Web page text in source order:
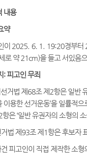
내용
약
이 2025. 6. 1. 19:20경부터
로 약 21cm)을 들고 서있음
피고인 무죄
거법 제68조 제2항은 일반
이용한 선거운동’을 일률적
은 ‘일반 유권자의 소형의
법 제93조 제1항은 후보자
피고인이 직접 제작한 소